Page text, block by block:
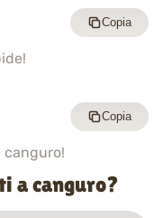
Copia
canguro!
Copia
a canguro?